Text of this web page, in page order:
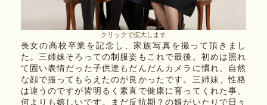
クリックで拡大します
長女の高校卒業を記念し、家族写真を撮って頂きまし
た。三姉妹そろっての制服姿もこれで最後。初めは照れ
て固い表情だった子供達もだんだんカメラに慣れ、自然
な顔で撮ってもらえたのが良かったです。三姉妹、性格
は違うのですが皆明るく素直で健康に育ってくれた事、
何よりも嬉しいです。まだ反抗期？の娘がいたりで日々